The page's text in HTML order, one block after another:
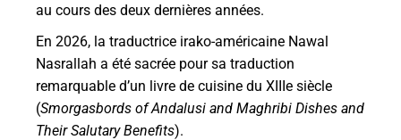
au cours des deux dernières années.
En 2026, la traductrice irako-américaine Nawal
Nasrallah a été sacrée pour sa traduction
remarquable d’un livre de cuisine du XIIIe siècle
(Smorgasbords of Andalusi and Maghribi Dishes and
Their Salutary Benefits).